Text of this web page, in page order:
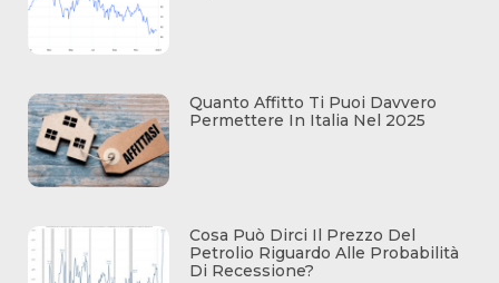
Quanto Affitto Ti Puoi Davvero
Permettere In Italia Nel 2025
Cosa Può Dirci Il Prezzo Del
Petrolio Riguardo Alle Probabilità
Di Recessione?